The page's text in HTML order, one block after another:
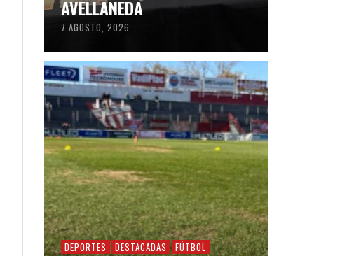
AVELLANEDA
7 AGOSTO, 2026
DEPORTES DESTACADAS FÚTBOL